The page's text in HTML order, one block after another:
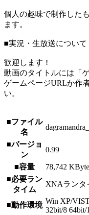
個人の趣味で制作した
ます。
■実況・生放送について
歓迎します！
動画のタイトルには「
ゲームページURLか作
い。
■ファイル
名
■バージョ
ン
0.99
■容量
78,742 KByte
■必要ラン
タイム
XNAランタ
■動作環境 Win XP/
32bit/8 64bit/